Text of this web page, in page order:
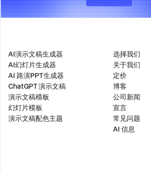
AI演示文稿生成器
AI幻灯片生成器
AI 路演PPT生成器
ChatGPT 演示文稿
演示文稿模板
幻灯片模板
演示文稿配色主题
选择我们
关于我们
定价
博客
公司新闻
宣言
常见问题
AI 信息